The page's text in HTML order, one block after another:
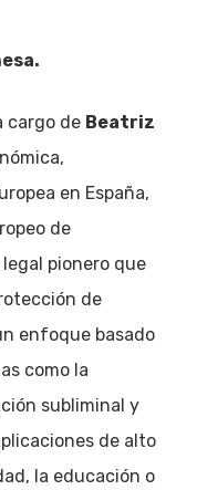
cargo de Beatriz
en España,
de
pionero que
de
enfoque basado
como la
subliminal y
de alto
la educación o